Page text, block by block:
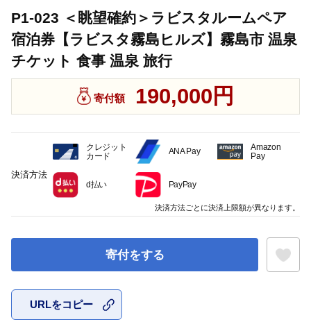
P1-023 ＜眺望確約＞ラビスタルームペア
宿泊券【ラビスタ霧島ヒルズ】霧島市 温泉
チケット 食事 温泉 旅行
寄付額 190,000円
寄付をする
URLをコピー
決済方法
クレジット
カード
ANA Pay
Amazon
Pay
d払い PayPay
決済方法ごとに決済上限額が異なります。